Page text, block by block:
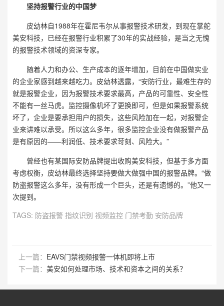
坚持报警行业的中国梦
皮幼林自1988年在霍尼韦尔从事报警技术研发，到现在掌舵
美安科技，已经在报警行业积累了30年的实战经验，是当之无愧
的报警技术领域的资深专家。
随着人力和办公、生产成本的逐年增加，目前在中国做实业
的企业家感到越来越吃力。皮幼林透露，“安防行业，最难生存的
就是报警企业，因为报警技术要求最高，产品的可靠性、安全性
不能有一丝马虎。监控摄像机坏了更换即可，但是如果报警系统
坏了，企业是要承担用户的损失，这些风险加在一起，对报警企
业来讲难以承受。所以这么多年，很多监控企业没有做报警产品
是有原因的——利润低、技术要求苛刻、风险大。”
曾经也有某国际安防品牌提出收购美安科技，但基于多方面
考虑权衡，皮幼林最终选择坚持要做大做强中国的报警品牌。“做
防盗报警这么多年，没有形成一个巨头，还是有遗憾的。”他又一
次提到。
TAGS: 防盗报警 指纹识别 视频监控 门禁考勤 安防品牌
上一篇： EAVS门禁视频报警一体机即将上市
下一篇： 美安如何处理市场、技术和资本之间的关系？